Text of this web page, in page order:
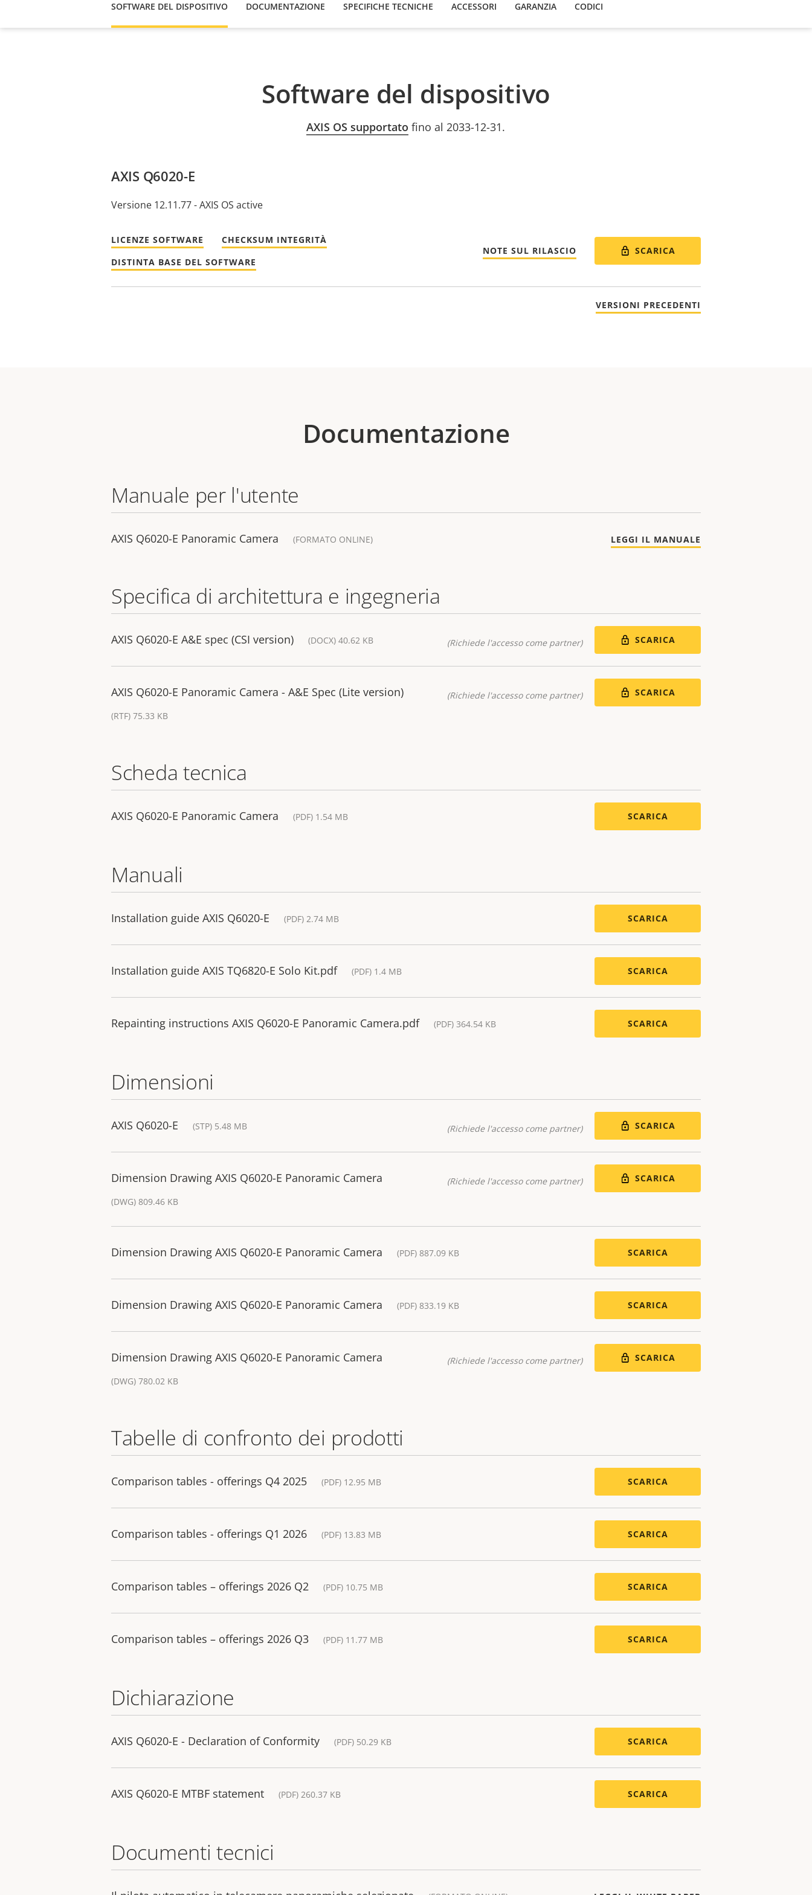
SOFTWARE DEL DISPOSITIVO DOCUMENTAZIONE SPECIFICHE TECNICHE ACCESSORI GARANZIA CODICI
Software del dispositivo
AXIS OS supportato fino al 2033-12-31.
AXIS Q6020-E
Versione 12.11.77 - AXIS OS active
LICENZE SOFTWARE
CHECKSUM INTEGRITÀ
DISTINTA BASE DEL SOFTWARE
NOTE SUL RILASCIO SCARICA
VERSIONI PRECEDENTI
Documentazione
Manuale per l'utente
AXIS Q6020-E Panoramic Camera (FORMATO ONLINE) LEGGI IL MANUALE
Specifica di architettura e ingegneria
AXIS Q6020-E A&E spec (CSI version) (DOCX) 40.62 KB (Richiede l'accesso come partner) SCARICA
AXIS Q6020-E Panoramic Camera - A&E Spec (Lite version)
(RTF) 75.33 KB
(Richiede l'accesso come partner) SCARICA
Scheda tecnica
AXIS Q6020-E Panoramic Camera (PDF) 1.54 MB SCARICA
Manuali
Installation guide AXIS Q6020-E (PDF) 2.74 MB SCARICA
Installation guide AXIS TQ6820-E Solo Kit.pdf (PDF) 1.4 MB SCARICA
Repainting instructions AXIS Q6020-E Panoramic Camera.pdf (PDF) 364.54 KB SCARICA
Dimensioni
AXIS Q6020-E (STP) 5.48 MB (Richiede l'accesso come partner) SCARICA
Dimension Drawing AXIS Q6020-E Panoramic Camera
(DWG) 809.46 KB
(Richiede l'accesso come partner) SCARICA
Dimension Drawing AXIS Q6020-E Panoramic Camera (PDF) 887.09 KB SCARICA
Dimension Drawing AXIS Q6020-E Panoramic Camera (PDF) 833.19 KB SCARICA
Dimension Drawing AXIS Q6020-E Panoramic Camera
(DWG) 780.02 KB
(Richiede l'accesso come partner) SCARICA
Tabelle di confronto dei prodotti
Comparison tables - offerings Q4 2025 (PDF) 12.95 MB SCARICA
Comparison tables - offerings Q1 2026 (PDF) 13.83 MB SCARICA
Comparison tables – offerings 2026 Q2 (PDF) 10.75 MB SCARICA
Comparison tables – offerings 2026 Q3 (PDF) 11.77 MB SCARICA
Dichiarazione
AXIS Q6020-E - Declaration of Conformity (PDF) 50.29 KB SCARICA
AXIS Q6020-E MTBF statement (PDF) 260.37 KB SCARICA
Documenti tecnici